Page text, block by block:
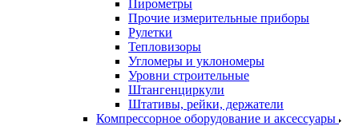
Пирометры
Прочие измерительные приборы
Рулетки
Тепловизоры
Угломеры и уклономеры
Уровни строительные
Штангенциркули
Штативы, рейки, держатели
Компрессорное оборудование и аксессуары